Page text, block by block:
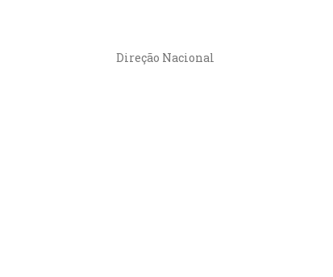
Direção Nacional